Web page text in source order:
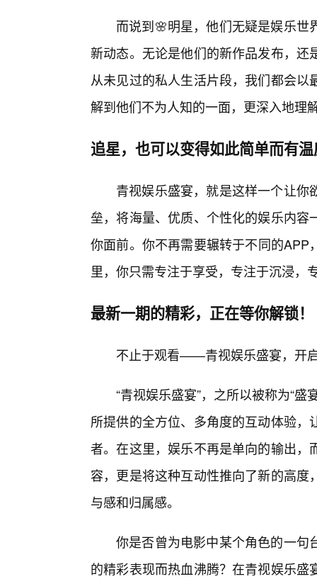
而说到🌸明星，他们无疑是娱乐
新动态。无论是他们的新作品发布，
从未见过的私人生活片段，我们都会
解到他们不为人知的一面，更深入地理
追星，也可以变得如此简单而有
青视娱乐盛宴，就是这样一个让
垒，将海量、优质、个性化的娱乐内
你面前。你不再需要辗转于不同的
里，你只需专注于享受，专注于沉浸，
最新一期的精彩，正在等你解锁！
不止于观看——青视娱乐盛宴，开
“青视娱乐盛宴”，之所以被称为“
所提供的全方位、多角度的互动体验
者。在这里，娱乐不再是单向的输出
容，更是将这种互动性推向了新的高
与感和归属感。
你是否曾为电影中某个角色的一句
的精彩表现而热血沸腾？在青视娱乐